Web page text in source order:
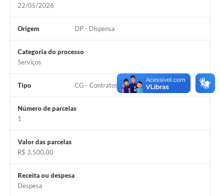
22/05/2026
Origem DP - Dispensa
Categoria do processo
Serviços
Tipo CG - Contratos Gerais/Outros
Número de parcelas
1
Valor das parcelas
R$ 3.500,00
Receita ou despesa
Despesa